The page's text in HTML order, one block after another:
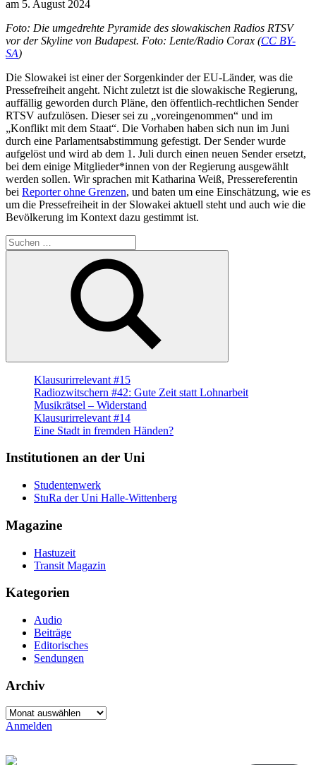
am 5. August 2024
Foto: Die umgedrehte Pyramide des slowakischen Radios RTSV
vor der Skyline von Budapest. Foto: Lente/Radio Corax (CC BY-
SA)
Die Slowakei ist einer der Sorgenkinder der EU-Länder, was die
Pressefreiheit angeht. Nicht zuletzt ist die slowakische Regierung,
auffällig geworden durch Pläne, den öffentlich-rechtlichen Sender
RTSV aufzulösen. Dieser sei zu „voreingenommen“ und im
„Konflikt mit dem Staat“. Die Vorhaben haben sich nun im Juni
durch eine Parlamentsabstimmung gefestigt. Der Sender wurde
aufgelöst und wird ab dem 1. Juli durch einen neuen Sender ersetzt,
bei dem einige Mitglieder*innen von der Regierung ausgewählt
werden sollen. Wir sprachen mit Katharina Weiß, Pressereferentin
bei Reporter ohne Grenzen, und baten um eine Einschätzung, wie es
um die Pressefreiheit in der Slowakei aktuell steht und auch wie die
Bevölkerung im Kontext dazu gestimmt ist.
Suche
nach:
Suchen
Klausurirrelevant #15
Radiozwitschern #42: Gute Zeit statt Lohnarbeit
Musikrätsel – Widerstand
Klausurirrelevant #14
Eine Stadt in fremden Händen?
Institutionen an der Uni
Studentenwerk
StuRa der Uni Halle-Wittenberg
Magazine
Hastuzeit
Transit Magazin
Kategorien
Audio
Beiträge
Editorisches
Sendungen
Archiv
Archiv
Anmelden